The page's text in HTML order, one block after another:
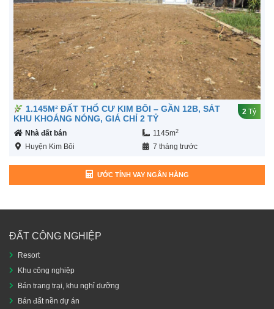
1.145M² ĐẤT THỔ CƯ KIM BÔI – GẦN 12B, SÁT
KHU KHOÁNG NÓNG, GIÁ CHỈ 2 TỶ
2 Tỷ
Nhà đất bán 1145m2
Huyện Kim Bôi 7 tháng trước
ƯỚC TÍNH VAY NGÂN HÀNG
ĐẤT CÔNG NGHIỆP
Resort
Khu công nghiệp
Bán trang trại, khu nghỉ dưỡng
Bán đất nền dự án